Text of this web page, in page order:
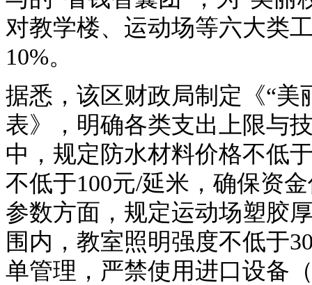
对教学楼、运动场等六大类
10%。
据悉，该区财政局制定《“
表》，明确各类支出上限与
中，规定防水材料价格不低
不低于100元/延米，确保资
参数方面，规定运动场塑胶
围内，教室照明强度不低于
单管理，严禁使用进口设备